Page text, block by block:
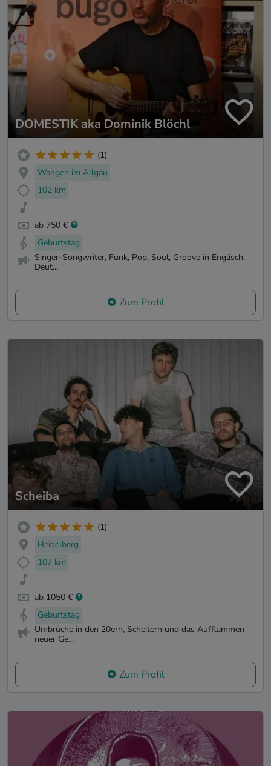
DOMESTIK aka Dominik Blöchl
(1)
Wangen im Allgäu
102 km
ab 750 €
Geburtstag
Singer-Songwriter, Funk, Pop, Soul, Groove in Englisch,
Deut...
Zum Profil
Scheiba
(1)
Heidelberg
107 km
ab 1050 €
Geburtstag
Umbrüche in den 20ern, Scheitern und das Aufflammen
neuer Ge...
Zum Profil